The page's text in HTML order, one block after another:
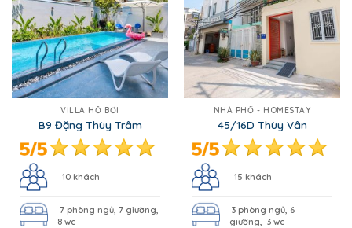
VILLA HỒ BƠI
B9 Đặng Thùy Trâm
10 khách
7 phòng ngủ, 7 giường,
8 wc
NHÀ PHỐ - HOMESTAY
45/16D Thùy Vân
15 khách
3 phòng ngủ, 6
giường, 3 wc